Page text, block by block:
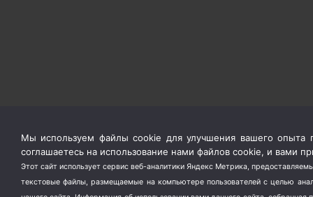
Мы используем файлы cookie для улучшения вашего опыта
соглашаетесь на использование нами файлов cookie, и вами
Этот сайт использует сервис веб-аналитики Яндекс Метрика,
текстовые файлы, размещаемые на компьютере пользователей с целью